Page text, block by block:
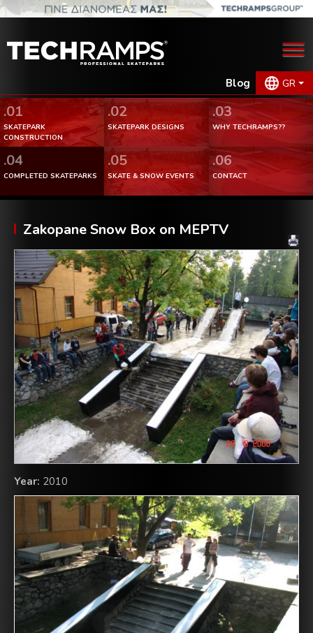
Blog GR
.01
SKATEPARK
CONSTRUCTION
.02
SKATEPARK DESIGNS
.03
WHY TECHRAMPS??
.04
COMPLETED SKATEPARKS
.05
SKATE & SNOW EVENTS
.06
CONTACT
Zakopane Snow Box on MEPTV
Year: 2010